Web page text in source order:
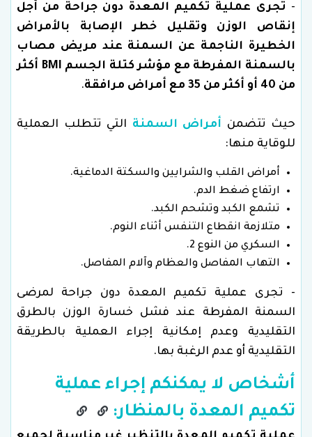
- تجرى عملية تكميم المعدة دون جراحة من أجل
إنقاص الوزن وتقليل خطر الإصابة بالأمراض
الخطيرة الناجمة عن السمنة عند مريض مصاب
بالسمنة المفرطة مع مؤشر كتلة الجسم BMI أكثر
من 40 أو أكثر من 35 مع أمراض مرافقة
.
حيث تتضمن أمراض السمنة التي تتطلب العملية
للوقاية منها:
أمراض القلب والشرايين والسكتة الدماغية.
ارتفاع ضغط الدم.
تشمع الكبد وتشحم الكبد.
متلازمة انقطاع التنفس أثناء النوم.
السكري من النوع 2.
التهاب المفاصل والعظام وآلام المفاصل.
- تجرى عملية تكميم المعدة دون جراحة لمرضى
السمنة المفرطة عند فشل خسارة الوزن بالطرق
التقليدية وعدم إمكانية إجراء العملية بالطريقة
التقليدية أو عدم الرغبة بها.
أشخاص لا يمكنكم إجراء عملية
تكميم المعدة بالمنظار: